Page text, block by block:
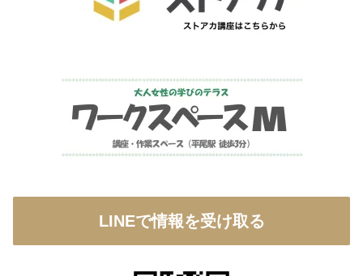
LINEで情報を受け取る